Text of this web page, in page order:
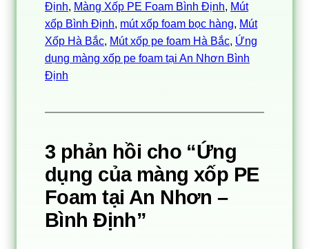
Định, Màng Xốp PE Foam Bình Định, Mút
xốp Bình Định, mút xốp foam bọc hàng, Mút
Xốp Hà Bắc, Mút xốp pe foam Hà Bắc, Ứng
dụng màng xốp pe foam tại An Nhơn Bình
Định
3 phản hồi cho “Ứng
dụng của màng xốp PE
Foam tại An Nhơn –
Bình Định”